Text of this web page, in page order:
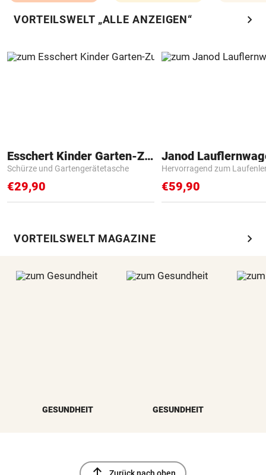
VORTEILSWELT „ALLE ANZEIGEN“ chevron_right
Esschert Kinder Garten-Zubehör
Schürze und Gartengerätetasche
€29,90
Janod
Hervorragend zum
€59,90
VORTEILSWELT MAGAZINE chevron_right
GESUNDHEIT GESUNDHEIT
Zurück nach oben